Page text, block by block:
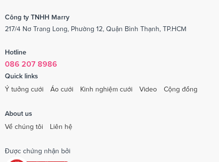
Công ty TNHH Marry
217/4 Nơ Trang Long, Phường 12, Quận Bình Thạnh, TP.HCM
Hotline
086 207 8986
Quick links
Ý tưởng cưới
Áo cưới Kinh nghiệm cưới Video Cộng đồng
About us
Về chúng tôi
Liên hệ
Được chứng nhận bởi